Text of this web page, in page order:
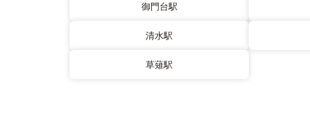
御門台駅
清水駅
草薙駅